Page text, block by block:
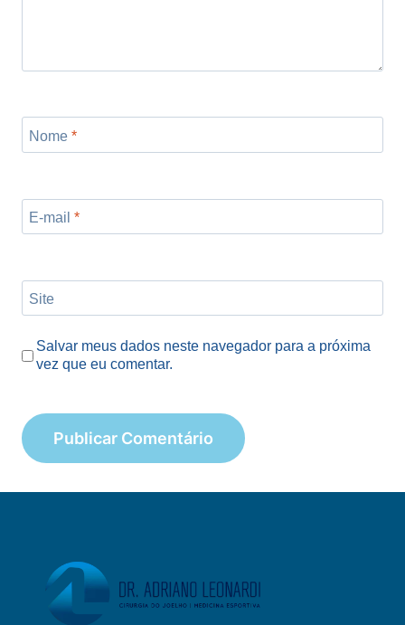
Nome *
E-mail *
Site
Salvar meus dados neste navegador para a próxima
vez que eu comentar.